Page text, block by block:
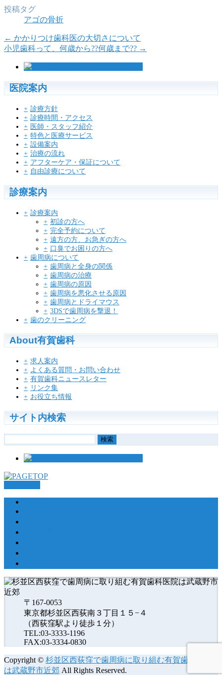
投稿タグ
アゴの骨折
← かかりつけ歯科医の大切さについて
小児歯科って、何歳から??何歳まで?? →
医院案内
診療方針
診療時間・アクセス
医師・スタッフ紹介
特色と医療サービス
設備案内
治療の流れ
アフターケア・保証について
自由診療について
診療案内
診療案内
初診の方へ
完全予約について
遠方の方、お急ぎの方へ
口臭でお困りの方へ
歯周病について
歯周病と全身の関係
歯周病の治療
歯周病の原因
歯周病を悪化させる原因
歯周病とドライマウス
3DSで歯周病を撃退！
歯のクリーニング
About有賀歯科
求人案内
よくある質問・お問い合わせ
有賀歯科ニュースレター
リンク集
お役立ち情報
サイト内検索
〒167-0053
東京都杉並区西荻南３丁目１５−４
（西荻窪駅より徒歩１分）
TEL:03-3333-1196
FAX:03-3334-0830
Copyright © 杉並区西荻窪で歯周病に取り組む有賀歯科医院
は武蔵野市近郊 All Rights Reserved.